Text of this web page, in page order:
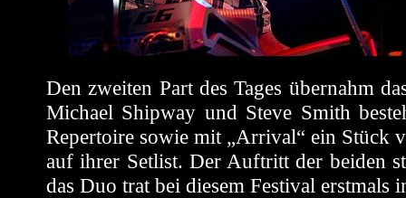
Den zweiten Part des Tages übernahm
Michael Shipway und Steve Smith
Repertoire sowie mit „Arrival“ ein Stück
auf ihrer Setlist. Der Auftritt der beiden
das Duo trat bei diesem Festival erstmals